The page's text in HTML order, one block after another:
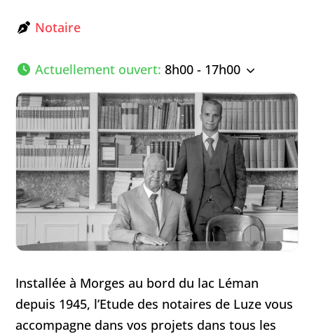
Notaire
Actuellement ouvert: 8h00 - 17h00
Installée à Morges au bord du lac Léman
depuis 1945, l’Etude des notaires de Luze vous
accompagne dans vos projets dans tous les